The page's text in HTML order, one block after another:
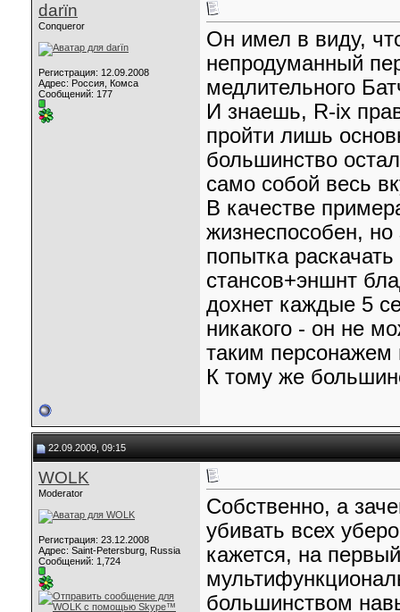
darїn
Conqueror
Регистрация: 12.09.2008
Адрес: Россия, Комса
Сообщений: 177
Он имел в виду,
непродуманный
медлительного
И знаешь, R-ix
пройти лишь
большинство
само собой весь
В качестве
жизнеспособен, но
попытка
стансов+эншнт
дохнет каждые 5
никакого - он не
таким
К тому же
22.09.2009, 09:15
WOLK
Moderator
Регистрация: 23.12.2008
Адрес: Saint-Petersburg, Russia
Сообщений: 1,724
Собственно, а
убивать всех
кажется, на
большинством